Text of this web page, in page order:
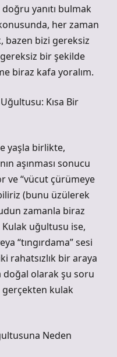
yanıtı bulmak
her zaman
bazen bizi gereksiz
bir şekilde
biraz kafa yoralım.
Kısa Bir
yaşla birlikte,
aşınması sonucu
ve “vücut çürümeye
(bunu üzülerek
zamanla biraz
uğultusu ise,
“tıngırdama” sesi
rahatsızlık bir araya
doğal olarak şu soru
kulak
Neden